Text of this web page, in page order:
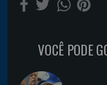
VOCÊ PODE